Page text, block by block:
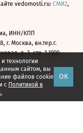
технологии
сайтом, вы
файлов cookie
с Политикой в
ОК
vedomosti.ru: СМИ2,
ИНН/КПП
г. Москва, вн.тер.г.
д. 3, стр. 1 1999—